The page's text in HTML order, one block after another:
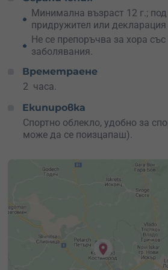
сърцата и спомените.
Минимална възраст 12 г.; под
придружител или декларация
Не се препоръчва за хора
заболявания.
Времетраене
2 часа.
Екипировка
Спортно облекло, удобно за
може да се поизцапаш).